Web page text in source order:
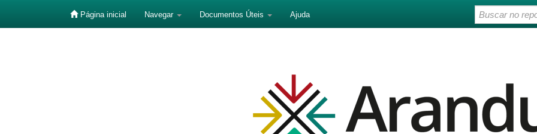
Página inicial Navegar Documentos Úteis Ajuda